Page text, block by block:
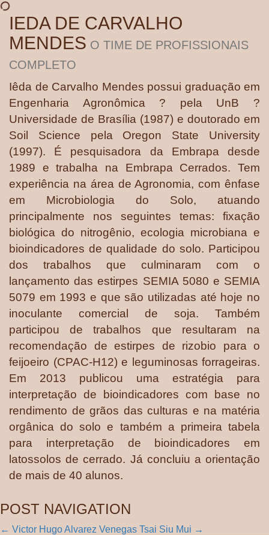
IEDA DE CARVALHO
MENDES O TIME DE PROFISSIONAIS
COMPLETO
Iêda de Carvalho Mendes possui graduação em
Engenharia Agronômica ? pela UnB ?
Universidade de Brasília (1987) e doutorado em
Soil Science pela Oregon State University
(1997). É pesquisadora da Embrapa desde
1989 e trabalha na Embrapa Cerrados. Tem
experiência na área de Agronomia, com ênfase
em Microbiologia do Solo, atuando
principalmente nos seguintes temas: fixação
biológica do nitrogênio, ecologia microbiana e
bioindicadores de qualidade do solo. Participou
dos trabalhos que culminaram com o
lançamento das estirpes SEMIA 5080 e SEMIA
5079 em 1993 e que são utilizadas até hoje no
inoculante comercial de soja. Também
participou de trabalhos que resultaram na
recomendação de estirpes de rizobio para o
feijoeiro (CPAC-H12) e leguminosas forrageiras.
Em 2013 publicou uma estratégia para
interpretação de bioindicadores com base no
rendimento de grãos das culturas e na matéria
orgânica do solo e também a primeira tabela
para interpretação de bioindicadores em
latossolos de cerrado. Já concluiu a orientação
de mais de 40 alunos.
POST NAVIGATION
← Victor Hugo Alvarez Venegas Tsai Siu Mui →